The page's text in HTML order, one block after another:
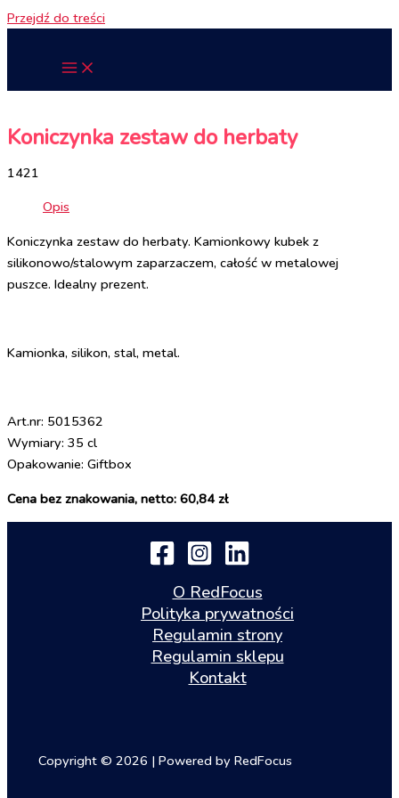
Przejdź do treści
Koniczynka zestaw do herbaty
1421
Opis
Koniczynka zestaw do herbaty. Kamionkowy kubek z
silikonowo/stalowym zaparzaczem, całość w metalowej
puszce. Idealny prezent.
Kamionka, silikon, stal, metal.
Art.nr: 5015362
Wymiary: 35 cl
Opakowanie: Giftbox
Cena bez znakowania, netto: 60,84 zł
O RedFocus
Polityka prywatności
Regulamin strony
Regulamin sklepu
Kontakt
Copyright © 2026 | Powered by RedFocus